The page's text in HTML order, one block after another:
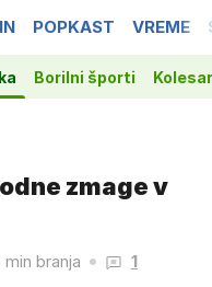
POPKAST VREME
Borilni športi
zmage v
min branja 1